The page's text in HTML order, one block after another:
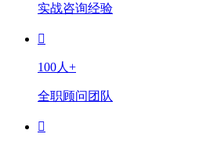
实战咨询经验
100人+
全职顾问团队